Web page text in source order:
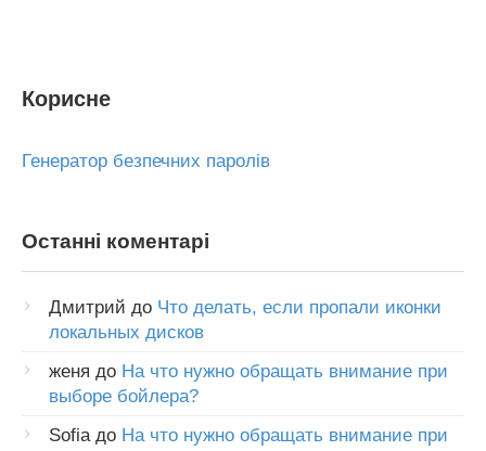
Корисне
Генератор безпечних паролів
Останні коментарі
Дмитрий до Что делать, если пропали иконки
локальных дисков
женя до На что нужно обращать внимание при
выборе бойлера?
Sofiaдо На что нужно обращать внимание при